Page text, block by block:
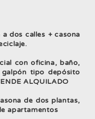
dos calles + casona
con oficina, baño,
tipo depósito
ALQUILADO
de dos plantas,
apartamentos